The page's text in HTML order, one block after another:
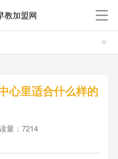
教加盟网
心里适合什么样的
量：7214